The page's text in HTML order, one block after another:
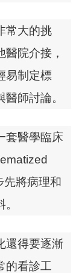
常大的挑
院介接，
易制定標
師討論。
套醫學臨床
將病理和
還得要逐漸
的看診工